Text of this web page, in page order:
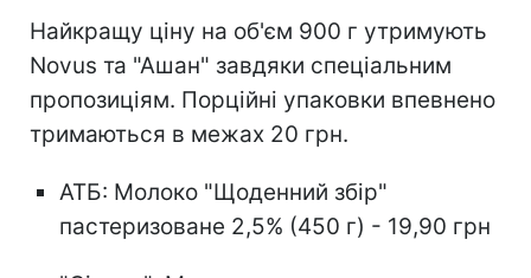
Найкращу ціну на об'єм 900 г утримують
Novus та "Ашан" завдяки спеціальним
пропозиціям. Порційні упаковки впевнено
тримаються в межах 20 грн.
АТБ: Молоко "Щоденний збір"
пастеризоване 2,5% (450 г) - 19,90 грн